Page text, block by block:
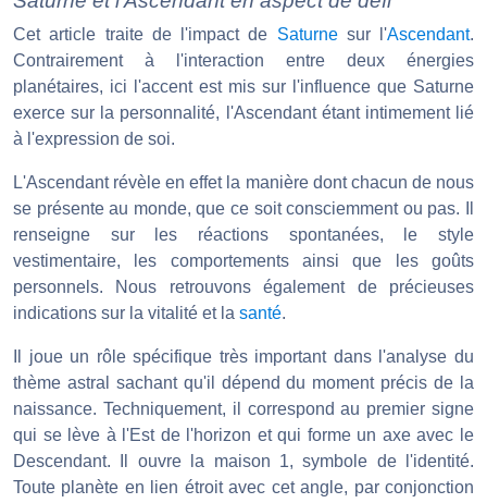
Cet article traite de l'impact de Saturnesur l'Ascendant.
Contrairement à l'interaction entre deux énergies
planétaires, ici l'accent est mis sur l'influence que Saturne
exerce sur la personnalité, l'Ascendant étant intimement lié
à l'expression de soi.
L'Ascendant révèle en effet la manière dont chacun de nous
se présente au monde, que ce soit consciemment ou pas. Il
renseigne sur les réactions spontanées, le style
vestimentaire, les comportements ainsi que les goûts
personnels. Nous retrouvons également de précieuses
indications sur la vitalité et la santé.
Il joue un rôle spécifique très important dans l'analyse du
thème astral sachant qu'il dépend du moment précis de la
naissance. Techniquement, il correspond au premier signe
qui se lève à l'Est de l'horizon et qui forme un axe avec le
Descendant. Il ouvre la maison 1, symbole de l'identité.
Toute planète en lien étroit avec cet angle, par conjonction